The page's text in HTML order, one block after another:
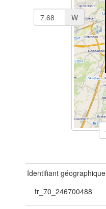
W
Identifiant géographique
fr_70_246700488